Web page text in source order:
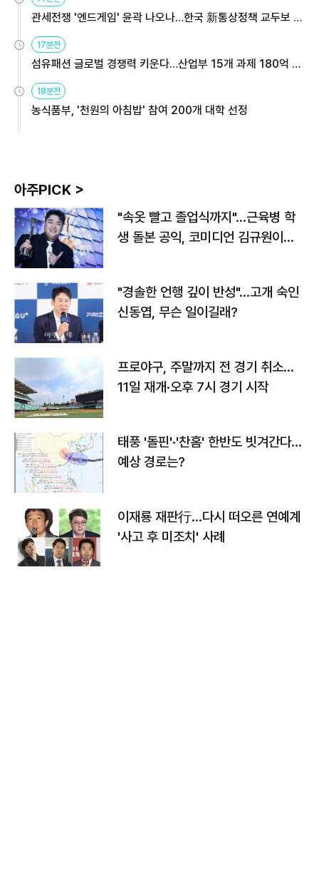
관세전쟁 '엔드게임' 윤곽 나오나…한국 新통상정책 교두보 활
용해야
17분전
섬유패션 글로벌 경쟁력 키운다…산업부 15개 과제 180억 지
원
18분전
농식품부, '천원의 아침밥' 참여 200개 대학 선정
아주PICK >
"속옷 빨고 졸업식까지"…근육병 학
생 돌본 공익, 코미디언 김규원이었
"경솔한 언행 깊이 반성"…고개 숙인
신동엽, 무슨 일이길래?
프로야구, 주말까지 전 경기 취소…
11일 재개·오후 7시 경기 시작
태풍 '돌핀'·'찬홈' 한반도 빗겨간다…
예상 경로는?
이재룡 재판行…다시 떠오른 연예계
'사고 후 미조치' 사례